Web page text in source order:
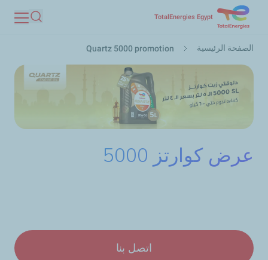
المحتوى
TotalEnergies Egypt
بحث
مسار
التنقل
الصفحة الرئيسية Quartz 5000 promotion
عرض كوارتز 5000
اتصل بنا